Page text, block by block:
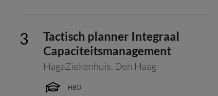
Tactisch planner Integraal
Capaciteitsmanagement
HagaZiekenhuis, Den Haag
HBO